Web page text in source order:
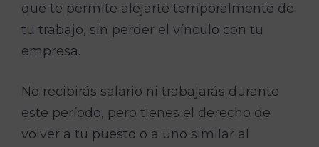
que te permite alejarte temporalmente de
tu trabajo, sin perder el vínculo con tu
empresa.
No recibirás salario ni trabajarás durante
este período, pero tienes el derecho de
volver a tu puesto o a uno similar al